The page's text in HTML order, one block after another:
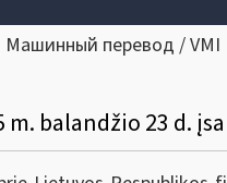
Машинный перевод /